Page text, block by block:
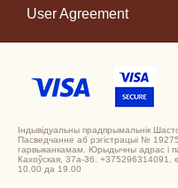
User Agreement
Індывідуальны прадпрымальнік
Пасведчанне аб рэгістрацыі №
гарвыканкамам. Юрыдычны адрас і
Кахоўская, 37а-36. +375296314091,
10.00 да 19.00